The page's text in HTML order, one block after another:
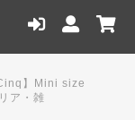
】Mini size
ア・雑